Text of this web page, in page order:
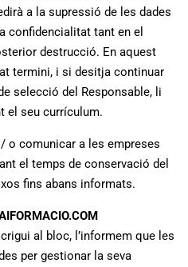
a la supressió de les dades
confidencialitat tant en el
destrucció. En aquest
termini, i si desitja continuar
selecció del Responsable, li
el seu currículum.
o comunicar a les empreses
el temps de conservació del
fins abans informats.
al bloc, l’informem que les
per gestionar la seva